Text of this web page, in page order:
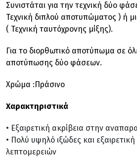
Συνιστάται για την τεχνική δύο
Τεχνική διπλού αποτυπώματος ) ή
( Τεχνική ταυτόχρονης μίξης).
Για το διορθωτικό αποτύπωμα σε
αποτύπωσης δύο φάσεων.
Χρώμα :Πράσινο
Χαρακτηριστικά
Εξαιρετική ακρίβεια στην
Πολύ υψηλό ιξώδες και
λεπτομερειών